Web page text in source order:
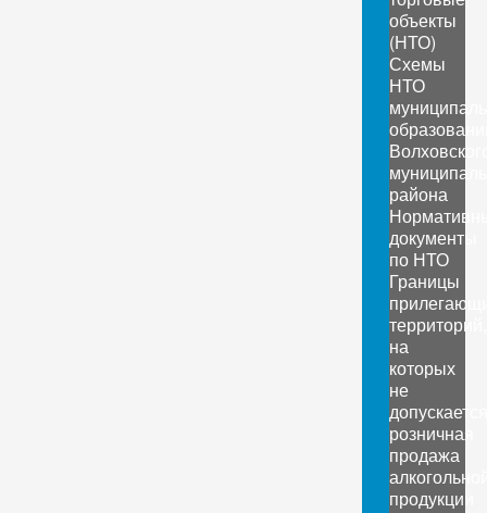
объекты
(НТО)
Схемы
НТО
района
документы
по НТО
Границы
территорий,
на
которых
не
допускается
розничная
продажа
продукции